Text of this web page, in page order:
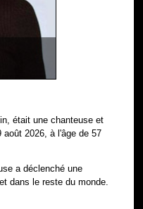
était une chanteuse et
2026, à l'âge de 57
a déclenché une
dans le reste du monde.